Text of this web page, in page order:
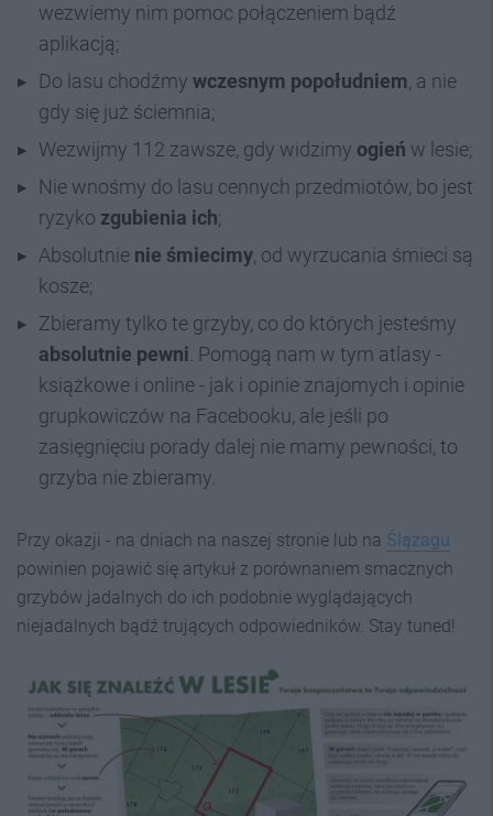
wezwiemy nim pomoc połączeniem bądź
aplikacją;
Do lasu chodźmy wczesnym popołudniem , a nie
gdy się już ściemnia;
Wezwijmy 112 zawsze, gdy widzimy ogień w lesie;
Nie wnośmy do lasu cennych przedmiotów, bo jest
ryzyko zgubienia ich;
Absolutnie nie śmiecimy , od wyrzucania śmieci są
kosze;
Zbieramy tylko te grzyby, co do których jesteśmy
absolutnie pewni . Pomogą nam w tym atlasy -
książkowe i online - jak i opinie znajomych i opinie
grupkowiczów na Facebooku, ale jeśli po
zasięgnięciu porady dalej nie mamy pewności, to
grzyba nie zbieramy.
Przy okazji - na dniach na naszej stronie lub na Ślązagu
powinien pojawić się artykuł z porównaniem smacznych
grzybów jadalnych do ich podobnie wyglądających
niejadalnych bądź trujących odpowiedników. Stay tuned!